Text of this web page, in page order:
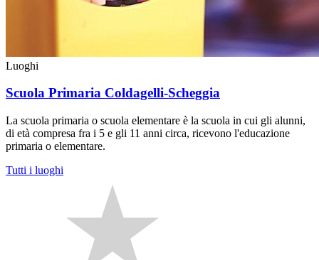
Luoghi
Scuola Primaria Coldagelli-Scheggia
La scuola primaria o scuola elementare è la scuola in cui gli alunni,
di età compresa fra i 5 e gli 11 anni circa, ricevono l'educazione
primaria o elementare.
Tutti i luoghi